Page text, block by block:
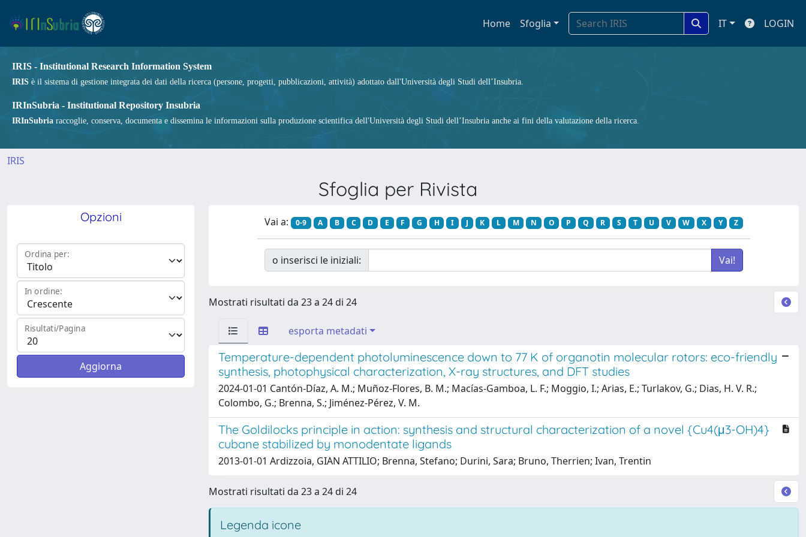
Home Sfoglia IT LOGIN
IRIS - Institutional Research Information System
IRIS è il sistema di gestione integrata dei dati della ricerca (persone, progetti, pubblicazioni, attività) adottato dall'Università degli Studi dell’Insubria.
IRInSubria - Institutional Repository Insubria
IRInSubria raccoglie, conserva, documenta e dissemina le informazioni sulla produzione scientifica dell'Università degli Studi dell’Insubria anche ai fini della valutazione della ricerca.
IRIS
Sfoglia per Rivista
Opzioni
Ordina per:
In ordine:
Risultati/Pagina
Vai a: 0-9 A B C D E F G H I J K L M N O P Q R S T U V W X Y Z
o inserisci le iniziali:
Mostrati risultati da 23 a 24 di 24
esporta metadati
Temperature-dependent photoluminescence down to 77 K of organotin molecular rotors: eco-friendly
synthesis, photophysical characterization, X-ray structures, and DFT studies
2024-01-01 Cantón-Díaz, A. M.; Muñoz-Flores, B. M.; Macías-Gamboa, L. F.; Moggio, I.; Arias, E.; Turlakov, G.; Dias, H. V. R.;
Colombo, G.; Brenna, S.; Jiménez-Pérez, V. M.
The Goldilocks principle in action: synthesis and structural characterization of a novel {Cu4(μ3-OH)4}
cubane stabilized by monodentate ligands
2013-01-01 Ardizzoia, GIAN ATTILIO; Brenna, Stefano; Durini, Sara; Bruno, Therrien; Ivan, Trentin
Mostrati risultati da 23 a 24 di 24
Legenda icone